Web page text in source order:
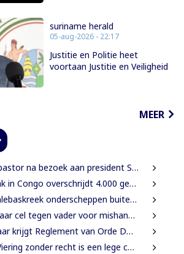
suriname herald
05-aug-2026 - 22:17
Justitie en Politie heet
voortaan Justitie en Veiligheid
MEER
aan president Simons: ‘Toename van rijkdom in Suriname’
Congo overschrijdt 4.000 gevallen
buitenlanders met illegaal geweer en communicatieapparatuur
vader voor mishandeling en verwaarlozing van gezin
van Orde DNA grondige herziening
zonder recht is een lege ceremonie